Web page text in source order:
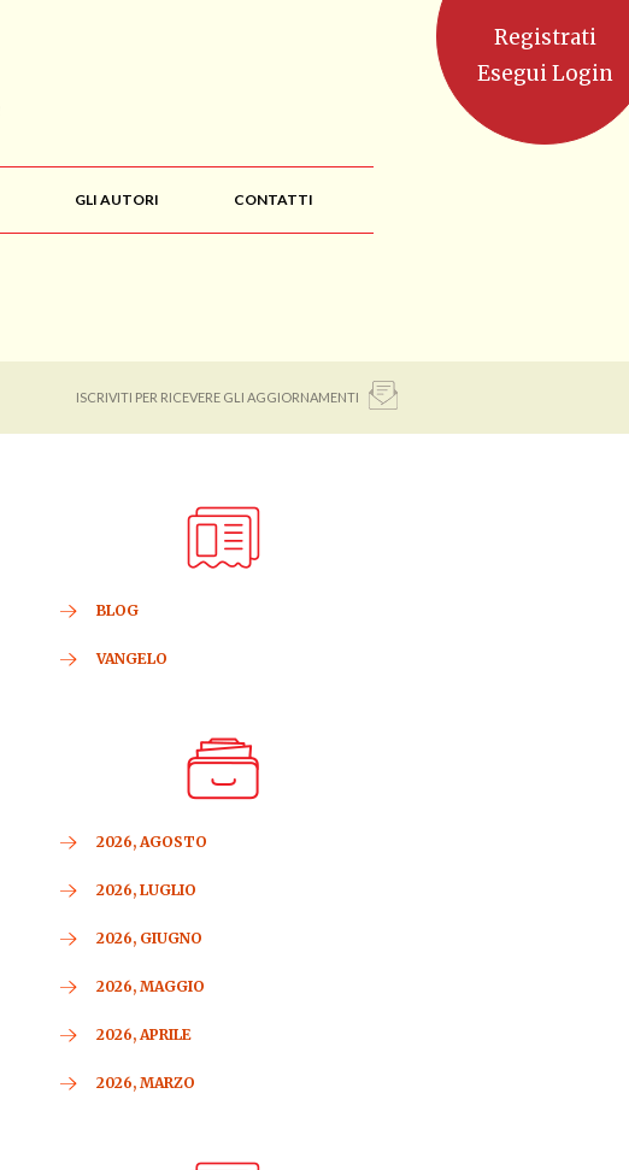
GLI AUTORI CONTATTI
ISCRIVITI PER RICEVERE GLI AGGIORNAMENTI
BLOG
VANGELO
2026, AGOSTO
2026, LUGLIO
2026, GIUGNO
2026, MAGGIO
2026, APRILE
2026, MARZO
Registrati
Esegui Login